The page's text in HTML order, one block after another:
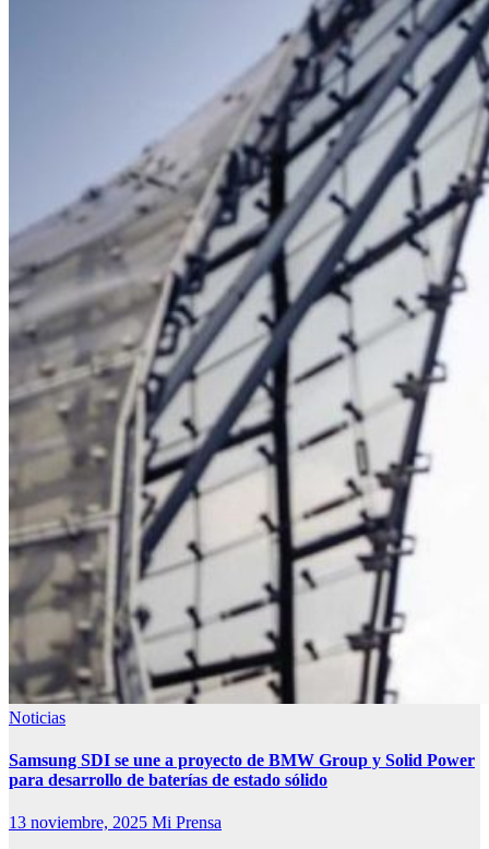
Noticias
Samsung SDI se une a proyecto de BMW Group y Solid Power
para desarrollo de baterías de estado sólido
13 noviembre, 2025 Mi Prensa